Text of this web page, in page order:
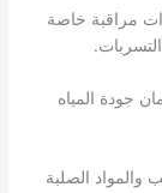
مراقبة خاصة
جودة المياه
الصلبة